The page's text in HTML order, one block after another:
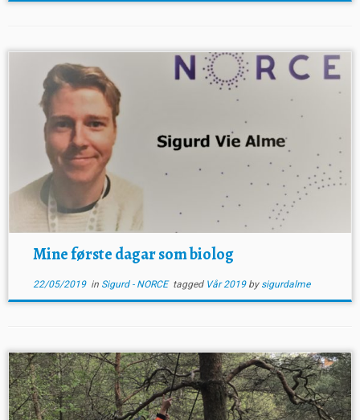
Mine første dagar som biolog
22/05/2019in Sigurd - NORCE tagged Vår 2019 by sigurdalme